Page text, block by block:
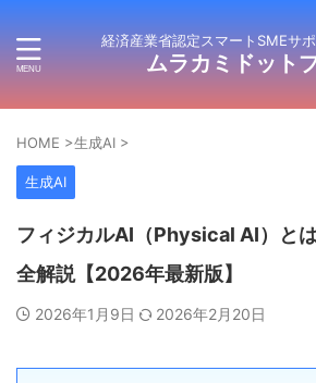
経済産業省認定スマートSMEサ
ムラカミドット
HOME >生成AI >
生成AI
フィジカルAI（Physical AI）と
全解説【2026年最新版】
2026年1月9日 2026年2月20日